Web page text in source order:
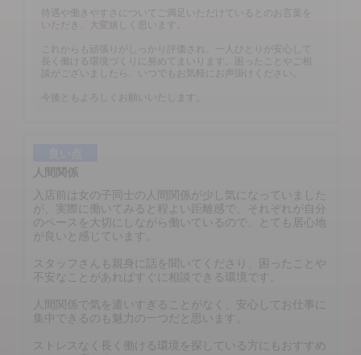
待遇や働きやすさについてご満足いただけているとのお言葉を
いただき、大変嬉しく思います。
これからも頑張りがしっかり評価され、一人ひとりが安心して
長く働ける環境づくりに努めてまいります。困ったことやご相
談がございましたら、いつでもお気軽にお声掛けください。
今後ともよろしくお願いいたします。
人間関係
入店前は女の子同士の人間関係が少し気になっていました
が、実際に働いてみると程よい距離感で、それぞれが自分
のペースを大切にしながら働いているので、とても居心地
が良いと感じています。
スタッフさんも親身に話を聞いてくださり、困ったことや
不安なことがあればすぐに相談できる環境です。
人間関係で気を遣いすぎることがなく、安心してお仕事に
集中できるのも魅力の一つだと思います。
ストレスなく長く働ける環境を探している方にもおすすめ